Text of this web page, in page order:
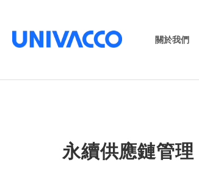
關於我們
永續供應鏈管理